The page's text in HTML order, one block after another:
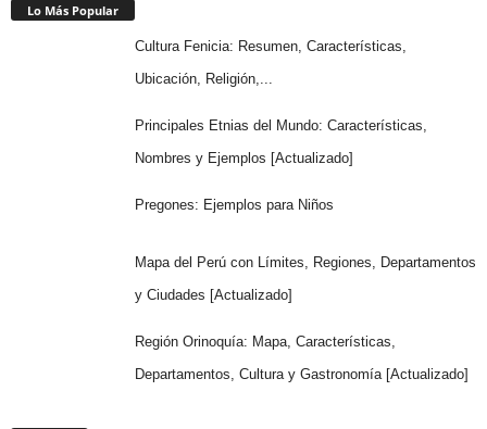
Lo Más Popular
Cultura Fenicia: Resumen, Características,
Ubicación, Religión,...
Principales Etnias del Mundo: Características,
Nombres y Ejemplos [Actualizado]
Pregones: Ejemplos para Niños
Mapa del Perú con Límites, Regiones, Departamentos
y Ciudades [Actualizado]
Región Orinoquía: Mapa, Características,
Departamentos, Cultura y Gastronomía [Actualizado]